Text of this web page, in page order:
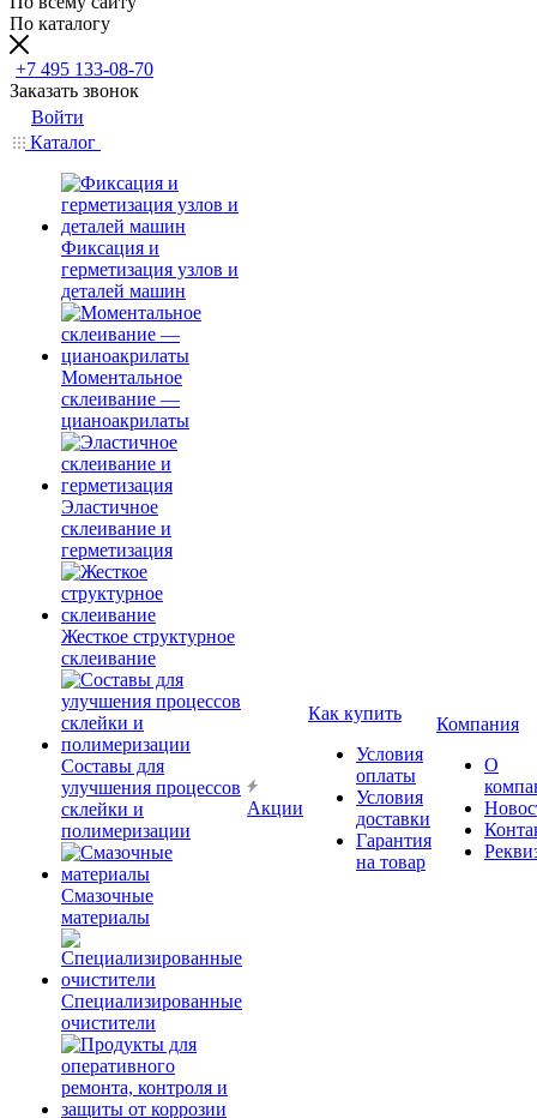
По каталогу
+7 495 133-08-70
Заказать звонок
Войти
Каталог
Фиксация и
герметизация узлов и
деталей машин
Моментальное
склеивание —
цианоакрилаты
Эластичное
склеивание и
герметизация
Жесткое структурное
склеивание
Составы для
улучшения процессов
склейки и
полимеризации
Смазочные
материалы
Специализированные
очистители
Акции
Как купить
Условия
оплаты
Условия
доставки
Гарантия
на товар
Компания
О